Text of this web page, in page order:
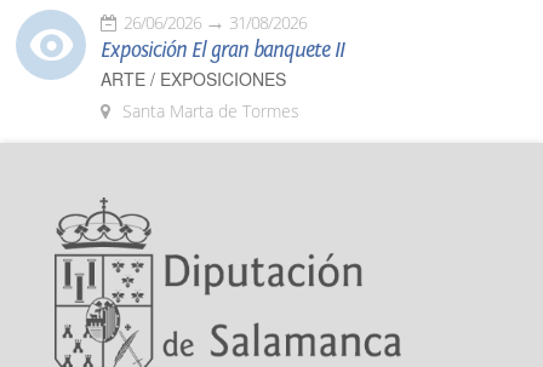
26/06/2026 31/08/2026
Exposición El gran banquete II
ARTE / EXPOSICIONES
Santa Marta de Tormes